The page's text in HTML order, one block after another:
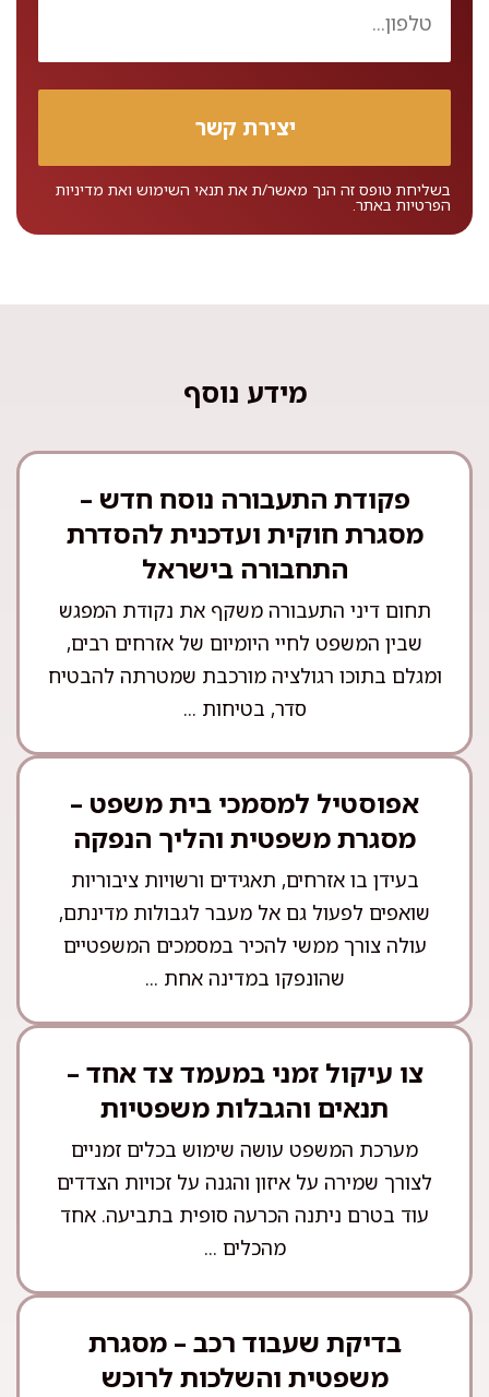
בשליחת טופס זה הנך מאשר/ת את תנאי השימוש ואת מדיניות
הפרטיות באתר.
מידע נוסף
פקודת התעבורה נוסח חדש –
מסגרת חוקית ועדכנית להסדרת
התחבורה בישראל
תחום דיני התעבורה משקף את נקודת המפגש
שבין המשפט לחיי היומיום של אזרחים רבים,
ומגלם בתוכו רגולציה מורכבת שמטרתה להבטיח
סדר, בטיחות ...
אפוסטיל למסמכי בית משפט –
מסגרת משפטית והליך הנפקה
בעידן בו אזרחים, תאגידים ורשויות ציבוריות
שואפים לפעול גם אל מעבר לגבולות מדינתם,
עולה צורך ממשי להכיר במסמכים המשפטיים
שהונפקו במדינה אחת ...
צו עיקול זמני במעמד צד אחד –
תנאים והגבלות משפטיות
מערכת המשפט עושה שימוש בכלים זמניים
לצורך שמירה על איזון והגנה על זכויות הצדדים
עוד בטרם ניתנה הכרעה סופית בתביעה. אחד
מהכלים ...
בדיקת שעבוד רכב – מסגרת
משפטית והשלכות לרוכש